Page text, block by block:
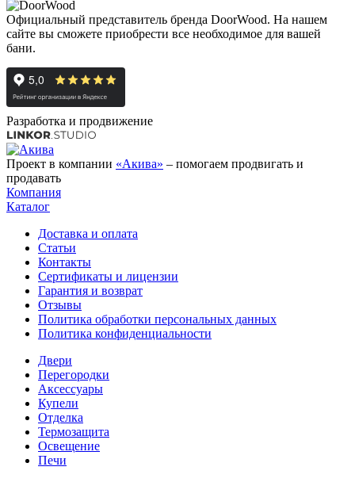
Официальный представитель бренда DoorWood. На нашем
сайте вы сможете приобрести все необходимое для вашей
бани.
Разработка и продвижение
Проект в компании «Акива» – помогаем продвигать и
продавать
Компания
Каталог
Доставка и оплата
Статьи
Контакты
Сертификаты и лицензии
Гарантия и возврат
Отзывы
Политика обработки персональных данных
Политика конфиденциальности
Двери
Перегородки
Аксессуары
Купели
Отделка
Термозащита
Освещение
Печи